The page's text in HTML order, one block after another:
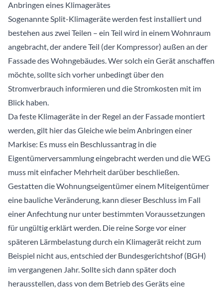
Anbringen eines Klimagerätes
Sogenannte Split-Klimageräte werden fest installiert und
bestehen aus zwei Teilen – ein Teil wird in einem Wohnraum
angebracht, der andere Teil (der Kompressor) außen an der
Fassade des Wohngebäudes. Wer solch ein Gerät anschaffen
möchte, sollte sich vorher unbedingt über den
Stromverbrauch informieren und die Stromkosten mit im
Blick haben.
Da feste Klimageräte in der Regel an der Fassade montiert
werden, gilt hier das Gleiche wie beim Anbringen einer
Markise: Es muss ein Beschlussantrag in die
Eigentümerversammlung eingebracht werden und die WEG
muss mit einfacher Mehrheit darüber beschließen.
Gestatten die Wohnungseigentümer einem Miteigentümer
eine bauliche Veränderung, kann dieser Beschluss im Fall
einer Anfechtung nur unter bestimmten Voraussetzungen
für ungültig erklärt werden. Die reine Sorge vor einer
späteren Lärmbelastung durch ein Klimagerät reicht zum
Beispiel nicht aus, entschied der Bundesgerichtshof (BGH)
im vergangenen Jahr. Sollte sich dann später doch
herausstellen, dass von dem Betrieb des Geräts eine